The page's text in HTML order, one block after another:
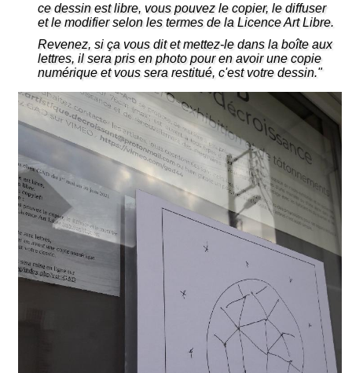
ce dessin est libre, vous pouvez le copier, le diffuser
et le modifier selon les termes de la Licence Art Libre.
Revenez, si ça vous dit et mettez-le dans la boîte aux
lettres, il sera pris en photo pour en avoir une copie
numérique et vous sera restitué, c'est votre dessin."